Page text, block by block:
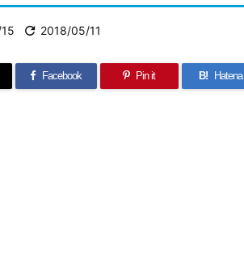
 2018/05/11
Facebook Pin it B! Hatena